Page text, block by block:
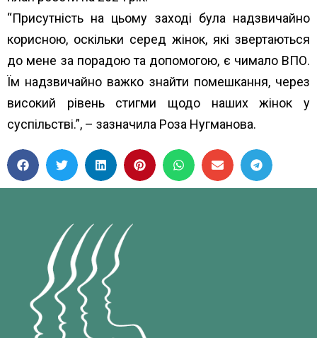
“Присутність на цьому заході була надзвичайно
корисною, оскільки серед жінок, які звертаються
до мене за порадою та допомогою, є чимало ВПО.
Їм надзвичайно важко знайти помешкання, через
високий рівень стигми щодо наших жінок у
суспільстві.”, – зазначила Роза Нугманова.